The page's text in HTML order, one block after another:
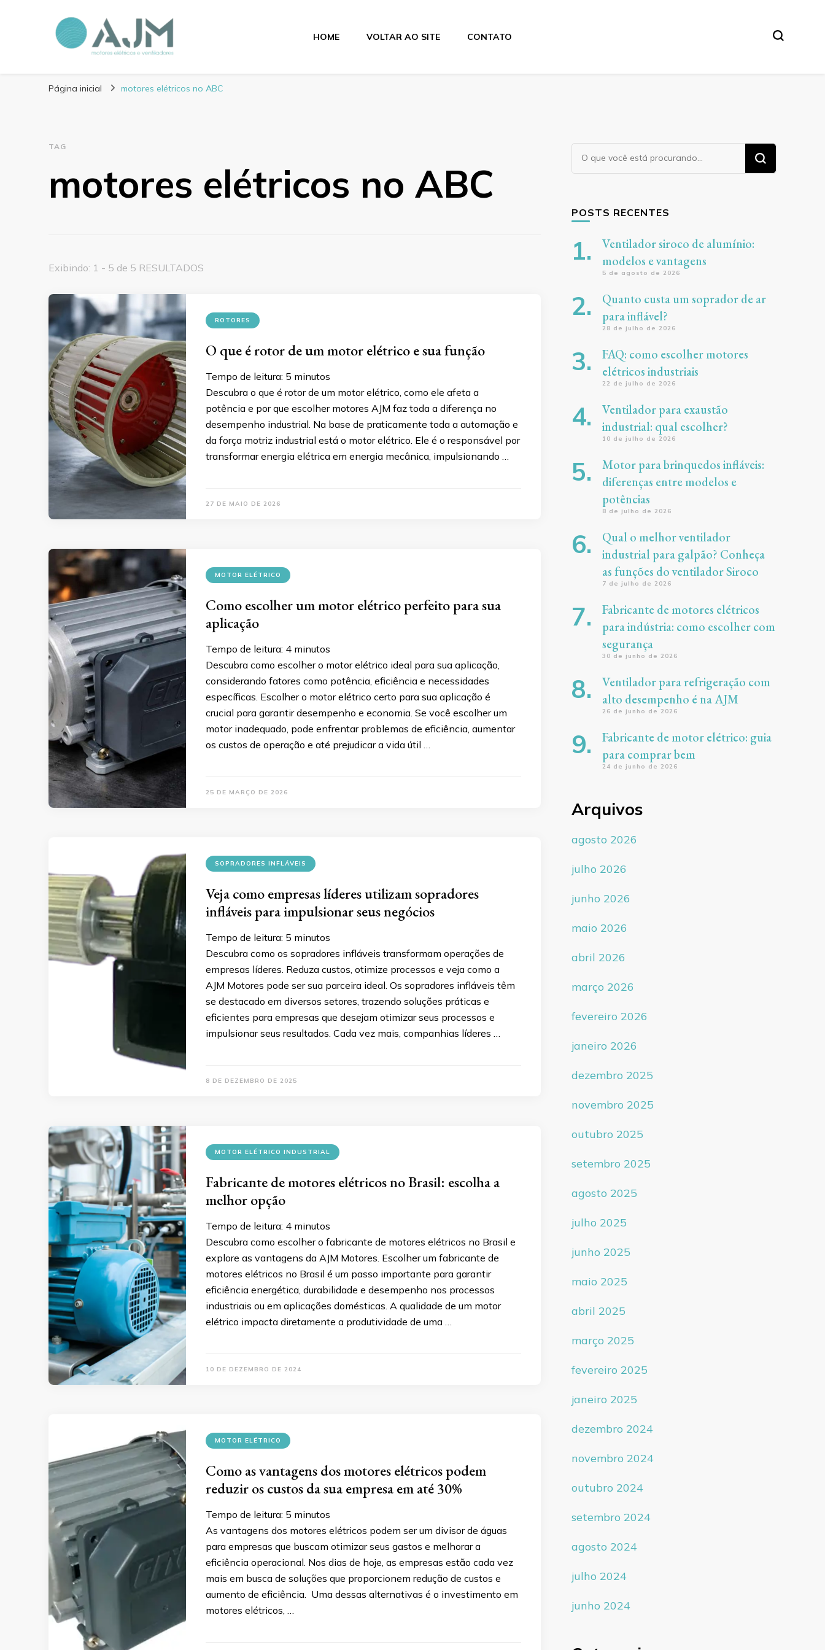
Blog AJM Motores Elétricos e Ventiladores
HOME VOLTAR AO SITE CONTATO
Página inicial motores elétricos no ABC
TAG
motores elétricos no ABC
Exibindo: 1 - 5 de 5 RESULTADOS
ROTORES
O que é rotor de um motor elétrico e sua função
Tempo de leitura: 5 minutos
Descubra o que é rotor de um motor elétrico, como ele afeta a
potência e por que escolher motores AJM faz toda a diferença no
desempenho industrial. Na base de praticamente toda a automação e
da força motriz industrial está o motor elétrico. Ele é o responsável por
transformar energia elétrica em energia mecânica, impulsionando …
27 DE MAIO DE 2026
MOTOR ELÉTRICO
Como escolher um motor elétrico perfeito para sua
aplicação
Tempo de leitura: 4 minutos
Descubra como escolher o motor elétrico ideal para sua aplicação,
considerando fatores como potência, eficiência e necessidades
específicas. Escolher o motor elétrico certo para sua aplicação é
crucial para garantir desempenho e economia. Se você escolher um
motor inadequado, pode enfrentar problemas de eficiência, aumentar
os custos de operação e até prejudicar a vida útil …
25 DE MARÇO DE 2026
SOPRADORES INFLÁVEIS
Veja como empresas líderes utilizam sopradores
infláveis para impulsionar seus negócios
Tempo de leitura: 5 minutos
Descubra como os sopradores infláveis transformam operações de
empresas líderes. Reduza custos, otimize processos e veja como a
AJM Motores pode ser sua parceira ideal. Os sopradores infláveis têm
se destacado em diversos setores, trazendo soluções práticas e
eficientes para empresas que desejam otimizar seus processos e
impulsionar seus resultados. Cada vez mais, companhias líderes …
8 DE DEZEMBRO DE 2025
MOTOR ELÉTRICO INDUSTRIAL
Fabricante de motores elétricos no Brasil: escolha a
melhor opção
Tempo de leitura: 4 minutos
Descubra como escolher o fabricante de motores elétricos no Brasil e
explore as vantagens da AJM Motores. Escolher um fabricante de
motores elétricos no Brasil é um passo importante para garantir
eficiência energética, durabilidade e desempenho nos processos
industriais ou em aplicações domésticas. A qualidade de um motor
elétrico impacta diretamente a produtividade de uma …
10 DE DEZEMBRO DE 2024
MOTOR ELÉTRICO
Como as vantagens dos motores elétricos podem
reduzir os custos da sua empresa em até 30%
Tempo de leitura: 5 minutos
As vantagens dos motores elétricos podem ser um divisor de águas
para empresas que buscam otimizar seus gastos e melhorar a
eficiência operacional. Nos dias de hoje, as empresas estão cada vez
mais em busca de soluções que proporcionem redução de custos e
aumento de eficiência. Uma dessas alternativas é o investimento em
motores elétricos, …
Procurando
algo?
POSTS RECENTES
Ventilador siroco de alumínio:
modelos e vantagens
5 de agosto de 2026
Quanto custa um soprador de ar
para inflável?
28 de julho de 2026
FAQ: como escolher motores
elétricos industriais
22 de julho de 2026
Ventilador para exaustão
industrial: qual escolher?
10 de julho de 2026
Motor para brinquedos infláveis:
diferenças entre modelos e
potências
8 de julho de 2026
Qual o melhor ventilador
industrial para galpão? Conheça
as funções do ventilador Siroco
7 de julho de 2026
Fabricante de motores elétricos
para indústria: como escolher com
segurança
30 de junho de 2026
Ventilador para refrigeração com
alto desempenho é na AJM
26 de junho de 2026
Fabricante de motor elétrico: guia
para comprar bem
24 de junho de 2026
Arquivos
agosto 2026
julho 2026
junho 2026
maio 2026
abril 2026
março 2026
fevereiro 2026
janeiro 2026
dezembro 2025
novembro 2025
outubro 2025
setembro 2025
agosto 2025
julho 2025
junho 2025
maio 2025
abril 2025
março 2025
fevereiro 2025
janeiro 2025
dezembro 2024
novembro 2024
outubro 2024
setembro 2024
agosto 2024
julho 2024
junho 2024